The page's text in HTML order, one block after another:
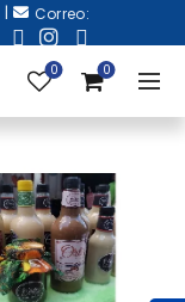
|
Correo:
0 0